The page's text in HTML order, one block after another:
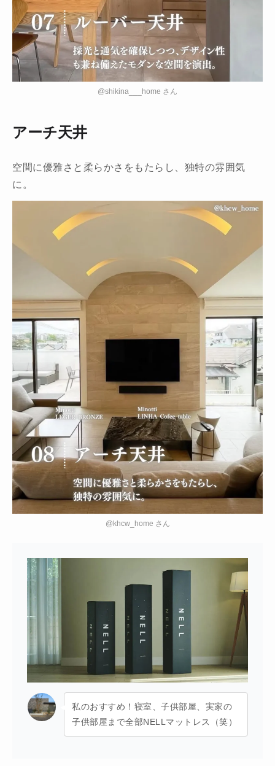
@shikina___home さん
アーチ天井
空間に優雅さと柔らかさをもたらし、独特の雰囲気
に。
@khcw_home さん
私のおすすめ！寝室、子供部屋、実家の
子供部屋まで全部NELLマットレス（笑）